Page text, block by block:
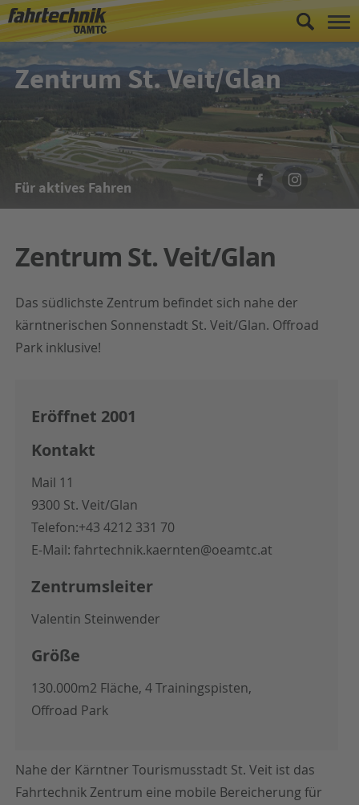
Zentrum St. Veit/Glan
Für aktives Fahren
Zentrum St. Veit/Glan
Das südlichste Zentrum befindet sich nahe der
kärntnerischen Sonnenstadt St. Veit/Glan. Offroad
Park inklusive!
Eröffnet 2001
Kontakt
Mail 11
9300 St. Veit/Glan
Telefon:+43 4212 331 70
E-Mail:fahrtechnik.kaernten@oeamtc.at
Zentrumsleiter
Valentin Steinwender
Größe
130.000m2 Fläche, 4 Trainingspisten,
Offroad Park
Nahe der Kärntner Tourismusstadt St. Veit ist das
Fahrtechnik Zentrum eine mobile Bereicherung für